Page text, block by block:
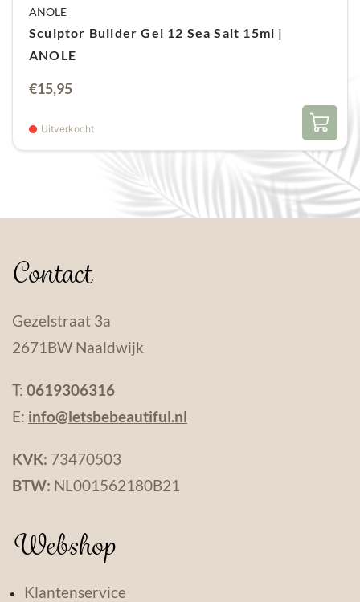
ANOLE
Sculptor Builder Gel 12 Sea Salt 15ml |
ANOLE
€15,95
Uitverkocht
Contact
Gezelstraat 3a
2671BW Naaldwijk
T: 0619306316
E: info@letsbebeautiful.nl
KVK: 73470503
BTW: NL001562180B21
Webshop
Klantenservice